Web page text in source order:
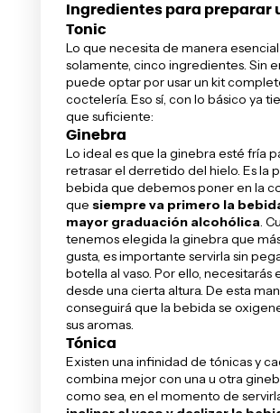
Ingredientes para preparar
Tonic
Lo que necesita de manera esencial
solamente, cinco ingredientes. Sin
puede optar por usar un kit
coctelería. Eso sí, con lo básico ya
que suficiente:
Ginebra
Lo ideal es que la ginebra esté fría
retrasar el derretido del hielo. Es la
bebida que debemos poner en la
quesiempre va primero la
mayor graduación alcohólica.
tenemos elegida la ginebra que
gusta, es importante servirla sin
botella al vaso. Por ello, necesitarás
desde una cierta altura. De esta
conseguirá que la bebida se
sus aromas.
Tónica
Existen una infinidad de tónicas y
combina mejor con una u otra
como sea, en el momento de